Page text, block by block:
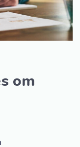
om